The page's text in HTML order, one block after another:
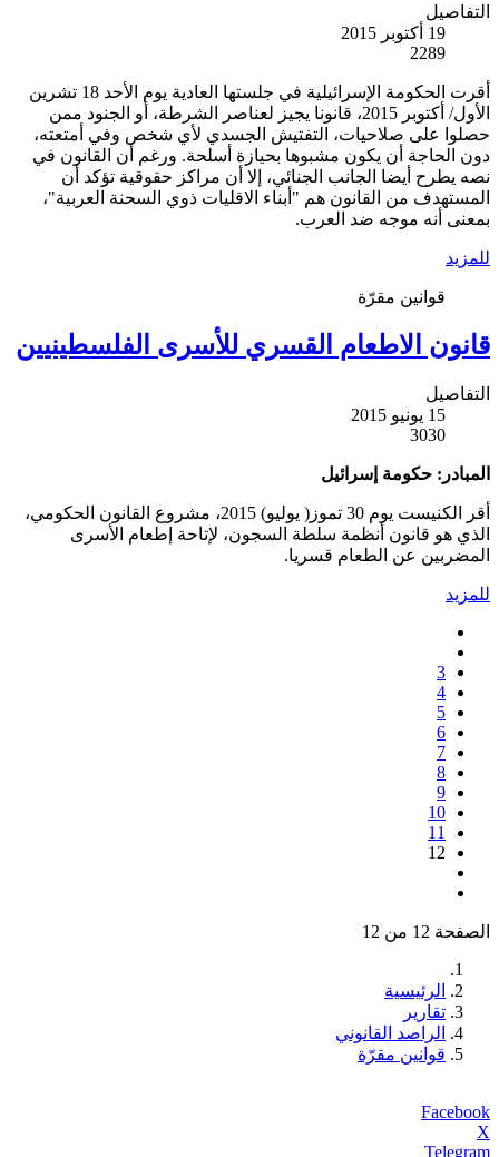
التفاصيل
19 أكتوبر 2015
2289
أقرت الحكومة الإسرائيلية في جلستها العادية يوم الأحد 18 تشرين
الأول/ أكتوبر 2015، قانونا يجيز لعناصر الشرطة، أو الجنود ممن
حصلوا على صلاحيات، التفتيش الجسدي لأي شخص وفي أمتعته،
دون الحاجة أن يكون مشبوها بحيازة أسلحة. ورغم أن القانون في
نصه يطرح أيضا الجانب الجنائي، إلا أن مراكز حقوقية تؤكد أن
المستهدف من القانون هم "أبناء الاقليات ذوي السحنة العربية"،
بمعنى أنه موجه ضد العرب.
للمزيد
قوانين مقرّة
قانون الاطعام القسري للأسرى الفلسطينيين
التفاصيل
15 يونيو 2015
3030
المبادر: حكومة إسرائيل
أقر الكنيست يوم 30 تموز( يوليو) 2015، مشروع القانون الحكومي،
الذي هو قانون أنظمة سلطة السجون، لإتاحة إطعام الأسرى
المضربين عن الطعام قسريا.
للمزيد
3
4
5
6
7
8
9
10
11
12
الصفحة 12 من 12
الرئيسية
تقارير
الراصد القانوني
قوانين مقرّة
Facebook
X
Telegram